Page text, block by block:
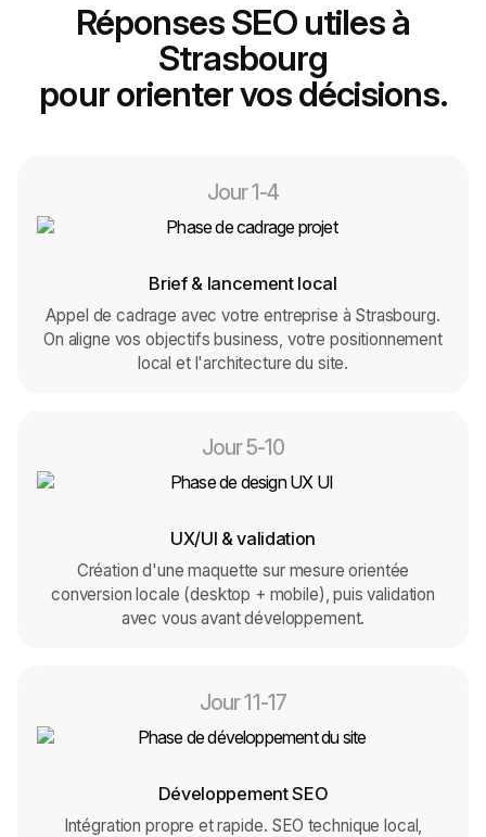
Réponses SEO utiles à
Strasbourg
pour orienter vos décisions.
Jour 1-4
Brief & lancement local
Appel de cadrage avec votre entreprise à Strasbourg.
On aligne vos objectifs business, votre positionnement
local et l'architecture du site.
Jour 5-10
UX/UI & validation
Création d'une maquette sur mesure orientée
conversion locale (desktop + mobile), puis validation
avec vous avant développement.
Jour 11-17
Développement SEO
Intégration propre et rapide. SEO technique local,